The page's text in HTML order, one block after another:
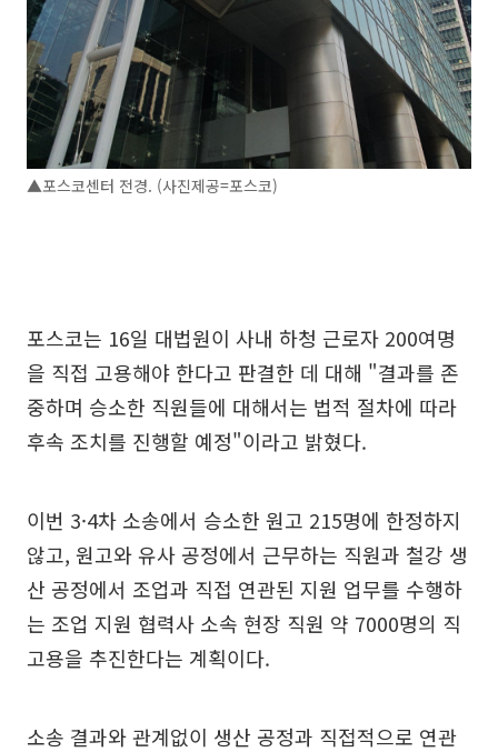
▲포스코센터 전경. (사진제공=포스코)
포스코는 16일 대법원이 사내 하청 근로자 200여명
을 직접 고용해야 한다고 판결한 데 대해 "결과를 존
중하며 승소한 직원들에 대해서는 법적 절차에 따라
후속 조치를 진행할 예정"이라고 밝혔다.
이번 3·4차 소송에서 승소한 원고 215명에 한정하지
않고, 원고와 유사 공정에서 근무하는 직원과 철강 생
산 공정에서 조업과 직접 연관된 지원 업무를 수행하
는 조업 지원 협력사 소속 현장 직원 약 7000명의 직
고용을 추진한다는 계획이다.
소송 결과와 관계없이 생산 공정과 직접적으로 연관